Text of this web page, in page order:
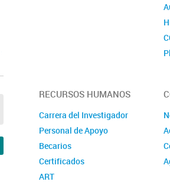
RECURSOS HUMANOS
Carrera del Investigador
Personal de Apoyo
Becarios
Certificados
ART